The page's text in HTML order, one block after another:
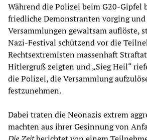
Während die Polizei beim G20-Gipfel
friedliche Demonstranten vorging
Versammlungen gewaltsam auflöste,
Nazi-Festival schützend vor die
Rechtsextremisten massenhaft
Hitlergruß zeigten und „Sieg Heil“
die Polizei, die Versammlung
festzunehmen.
Dabei traten die Neonazis extrem
machten aus ihrer Gesinnung von